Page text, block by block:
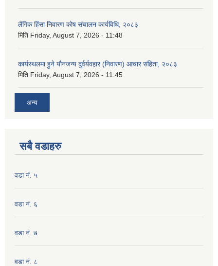
लैंगिक हिंसा निवारण कोष संचालन कार्यविधि, २०८३
मिति Friday, August 7, 2026 - 11:48
कार्यस्थलमा हुने यौनजन्य दुर्वर्यवहार (निवारण) आचार संहिता, २०८३
मिति Friday, August 7, 2026 - 11:45
अन्य
सबै वडाहरु
वडा नं. ५
वडा नं. ६
वडा नं. ७
वडा नं. ८